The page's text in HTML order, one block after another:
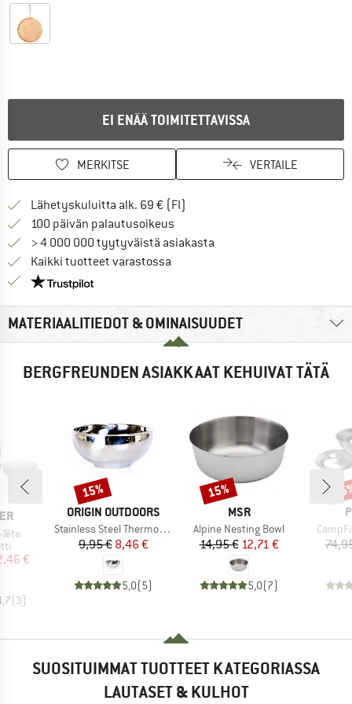
EI ENÄÄ TOIMITETTAVISSA
MERKITSE VERTAILE
Lähetyskuluitta alk. 69 € (FI)
100 päivän palautusoikeus
> 4 000 000 tyytyväistä asiakasta
Kaikki tuotteet varastossa
Meillä on Trustpilot -sertifiointi - lue lisää tästä!
MATERIAALITIEDOT & OMINAISUUDET
BERGFREUNDEN ASIAKKAAT KEHUIVAT TÄTÄ
hinta
€
(3)
MERKKI
ORIGIN OUTDOORS
Tuote
Stainless Steel Thermo Bowl
Hinta
9,95 €Alennettu hinta
8,46 €
5,0(5)
Alennus
15%
MERKKI
MSR
Tuote
Alpine Nesting Bowl
Hinta
14,95 €Alennettu hinta
12,71 €
5,0(7)
Alennus
15%
Tuote
SUOSITUIMMAT TUOTTEET KATEGORIASSA
LAUTASET & KULHOT